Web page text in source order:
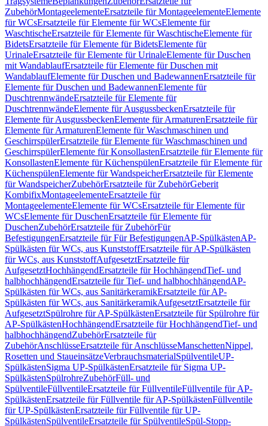
ZubehörMontageelementeErsatzteile für MontageelementeElemente
für WCsErsatzteile für Elemente für WCsElemente für
WaschtischeErsatzteile für Elemente für WaschtischeElemente für
BidetsErsatzteile für Elemente für BidetsElemente für
UrinaleErsatzteile für Elemente für UrinaleElemente für Duschen
mit WandablaufErsatzteile für Elemente für Duschen mit
WandablaufElemente für Duschen und BadewannenErsatzteile für
Elemente für Duschen und BadewannenElemente für
DuschtrennwändeErsatzteile für Elemente für
DuschtrennwändeElemente für AusgussbeckenErsatzteile für
Elemente für AusgussbeckenElemente für ArmaturenErsatzteile für
Elemente für ArmaturenElemente für Waschmaschinen und
GeschirrspülerErsatzteile für Elemente für Waschmaschinen und
GeschirrspülerElemente für KonsollastenErsatzteile für Elemente für
KonsollastenElemente für KüchenspülenErsatzteile für Elemente für
KüchenspülenElemente für WandspeicherErsatzteile für Elemente
für WandspeicherZubehörErsatzteile für ZubehörGeberit
KombifixMontageelementeErsatzteile für
MontageelementeElemente für WCsErsatzteile für Elemente für
WCsElemente für DuschenErsatzteile für Elemente für
DuschenZubehörErsatzteile für ZubehörFür
BefestigungenErsatzteile für Für BefestigungenAP-SpülkästenAP-
Spülkästen für WCs, aus KunststoffErsatzteile für AP-Spülkästen
für WCs, aus KunststoffAufgesetztErsatzteile für
AufgesetztHochhängendErsatzteile für HochhängendTief- und
halbhochhängendErsatzteile für Tief- und halbhochhängendAP-
Spülkästen für WCs, aus SanitärkeramikErsatzteile für AP-
Spülkästen für WCs, aus SanitärkeramikAufgesetztErsatzteile für
AufgesetztSpülrohre für AP-SpülkästenErsatzteile für Spülrohre für
AP-SpülkästenHochhängendErsatzteile für HochhängendTief- und
halbhochhängendZubehörErsatzteile für
ZubehörAnschlüsseErsatzteile für AnschlüsseManschettenNippel,
Rosetten und StaueinsätzeVerbrauchsmaterialSpülventileUP-
SpülkästenSigma UP-SpülkästenErsatzteile für Sigma UP-
SpülkästenSpülrohreZubehörFüll- und
SpülventileFüllventileErsatzteile für FüllventileFüllventile für AP-
SpülkästenErsatzteile für Füllventile für AP-SpülkästenFüllventile
für UP-SpülkästenErsatzteile für Füllventile für UP-
SpülkästenSpülventileErsatzteile für SpülventileSpül-Stopp-